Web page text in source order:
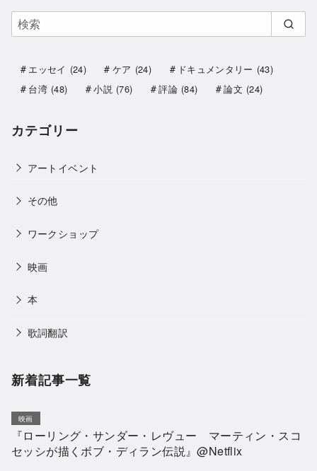
エッセイ (24) ケア (24) ドキュメンタリー (43)
台湾 (48) 小説 (76) 評論 (84) 論文 (24)
カテゴリー
アートイベント
その他
ワークショップ
映画
本
歌詞翻訳
新着記事一覧
映画
『ローリング・サンダー・レヴュー マーティン・スコ
セッシが描くボブ・ディラン伝説』@Netflix